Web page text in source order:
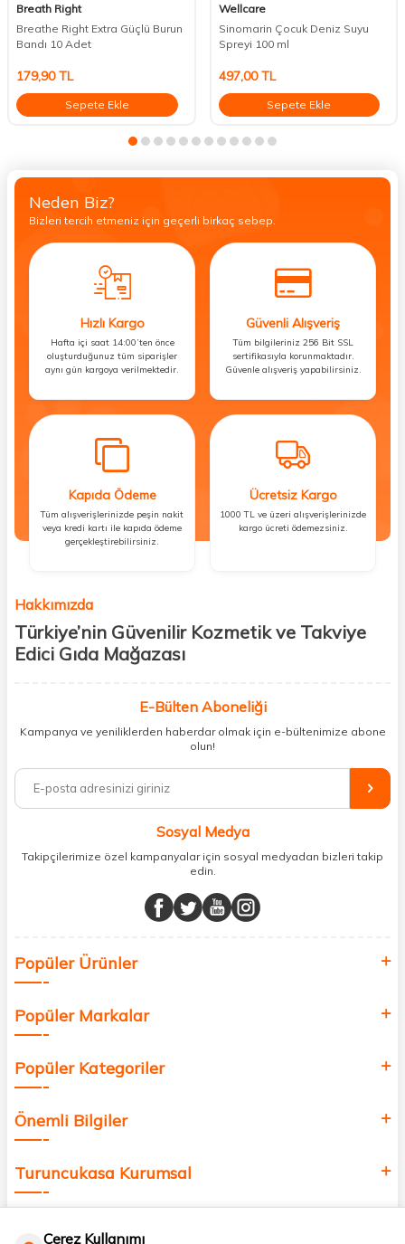
Breath Right
Breathe Right Extra Güçlü Burun
Bandı 10 Adet
179,90TL
Sepete Ekle
Wellcare
Sinomarin Çocuk Deniz Suyu
Spreyi 100 ml
497,00TL
Sepete Ekle
Neden Biz?
Bizleri tercih etmeniz için geçerli birkaç sebep.
Hızlı Kargo
Hafta içi saat 14:00’ten önce
oluşturduğunuz tüm siparişler
aynı gün kargoya verilmektedir.
Güvenli Alışveriş
Tüm bilgileriniz 256 Bit SSL
sertifikasıyla korunmaktadır.
Güvenle alışveriş yapabilirsiniz.
Kapıda Ödeme
Tüm alışverişlerinizde peşin nakit
veya kredi kartı ile kapıda ödeme
gerçekleştirebilirsiniz.
Ücretsiz Kargo
1000 TL ve üzeri alışverişlerinizde
kargo ücreti ödemezsiniz.
Hakkımızda
Türkiye’nin Güvenilir Kozmetik ve Takviye
Edici Gıda Mağazası
kişisel bakım hem de takviye edici gıda ürünlerini sizlerle
buluşturuyoruz. Artık mağaza mağaza dolaşmanıza gerek yok;
ihtiyacınız olan her şeyi tek bir çatı altında topluyor ve kapınıza kadar
%100 orijinal kozmetik ve sağlık ürünleriyle güzelliğinizi tamamlayabilir,
vücudunuzu desteklemek için güvenilir takviye edici gıdalara
minerallere kadar binlerce ürünü uygun fiyat ve hızlı kargo avantajıyla
sunuyoruz.
buluşturuyor ve online alışveriş deneyiminizi en iyi hale getiriyoruz.
Sağlık, güzellik ve iyi yaşam için aradığınız her şey burada!
değer katmak için bize katılın!
E-Bülten Aboneliği
Kampanya ve yeniliklerden haberdar olmak için e-bültenimize abone
olun!
Sosyal Medya
Takipçilerimize özel kampanyalar için sosyal medyadan bizleri takip
edin.
Popüler Ürünler
Popüler Markalar
Popüler Kategoriler
Önemli Bilgiler
Turuncukasa Kurumsal
Çerez Kullanımı